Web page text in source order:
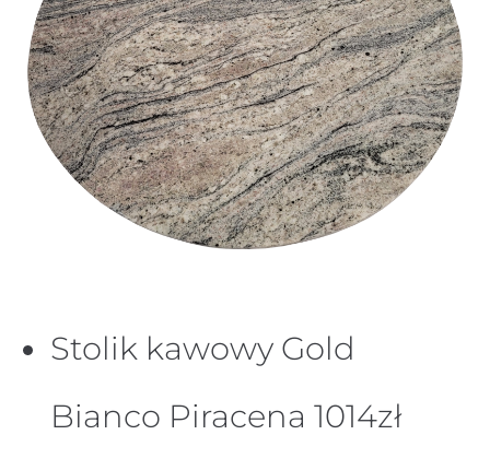
Stolik kawowy Gold
Bianco Piracena 1014zł